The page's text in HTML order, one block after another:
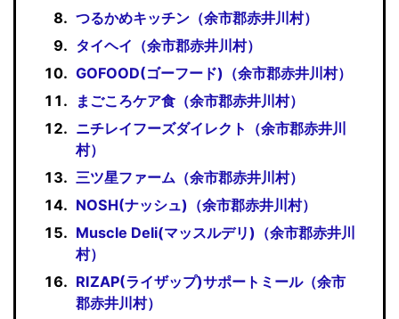
つるかめキッチン（余市郡赤井川村）
タイヘイ（余市郡赤井川村）
GOFOOD(ゴーフード)（余市郡赤井川村）
まごころケア食（余市郡赤井川村）
ニチレイフーズダイレクト（余市郡赤井川
村）
三ツ星ファーム（余市郡赤井川村）
NOSH(ナッシュ)（余市郡赤井川村）
Muscle Deli(マッスルデリ)（余市郡赤井川
村）
RIZAP(ライザップ)サポートミール（余市
郡赤井川村）